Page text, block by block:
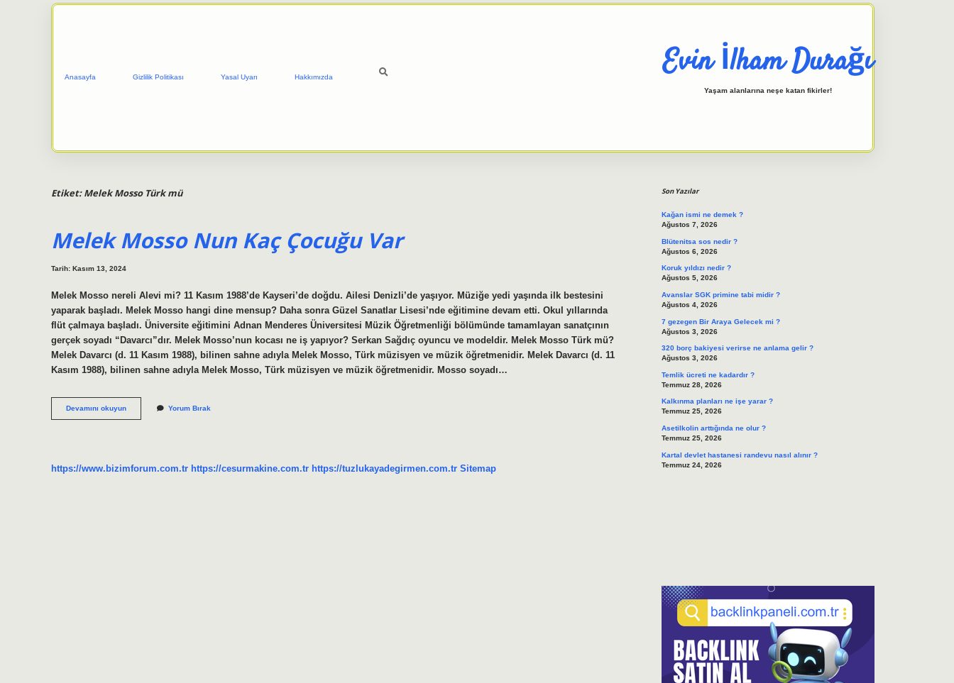
Anasayfa Gizlilik Politikası Yasal Uyarı Hakkımızda Evin İlham Durağı
Yaşam alanlarına neşe katan fikirler!
Etiket:Melek Mosso Türk mü
Melek Mosso Nun Kaç Çocuğu Var
Tarih: Kasım 13, 2024
Melek Mosso nereli Alevi mi? 11 Kasım 1988’de Kayseri’de doğdu. Ailesi Denizli’de yaşıyor. Müziğe yedi yaşında ilk bestesini
yaparak başladı. Melek Mosso hangi dine mensup? Daha sonra Güzel Sanatlar Lisesi’nde eğitimine devam etti. Okul yıllarında
flüt çalmaya başladı. Üniversite eğitimini Adnan Menderes Üniversitesi Müzik Öğretmenliği bölümünde tamamlayan sanatçının
gerçek soyadı “Davarcı”dır. Melek Mosso’nun kocası ne iş yapıyor? Serkan Sağdıç oyuncu ve modeldir. Melek Mosso Türk mü?
Melek Davarcı (d. 11 Kasım 1988), bilinen sahne adıyla Melek Mosso, Türk müzisyen ve müzik öğretmenidir. Melek Davarcı (d. 11
Kasım 1988), bilinen sahne adıyla Melek Mosso, Türk müzisyen ve müzik öğretmenidir. Mosso soyadı…
Devamını okuyunMelek
Mosso
Yorum Bırak
https://www.bizimforum.com.tr https://cesurmakine.com.tr https://tuzlukayadegirmen.com.tr Sitemap
Son Yazılar
Kağan ismi ne demek ?
Ağustos 7, 2026
Blütenitsa sos nedir ?
Ağustos 6, 2026
Koruk yıldızı nedir ?
Ağustos 5, 2026
Avanslar SGK primine tabi midir ?
Ağustos 4, 2026
7 gezegen Bir Araya Gelecek mi ?
Ağustos 3, 2026
320 borç bakiyesi verirse ne anlama gelir ?
Ağustos 3, 2026
Temlik ücreti ne kadardır ?
Temmuz 28, 2026
Kalkınma planları ne işe yarar ?
Temmuz 25, 2026
Asetilkolin arttığında ne olur ?
Temmuz 25, 2026
Kartal devlet hastanesi randevu nasıl alınır ?
Temmuz 24, 2026